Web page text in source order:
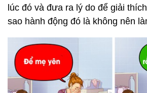
lúc đó và đưa ra lý do để giải
sao hành động đó là không nên